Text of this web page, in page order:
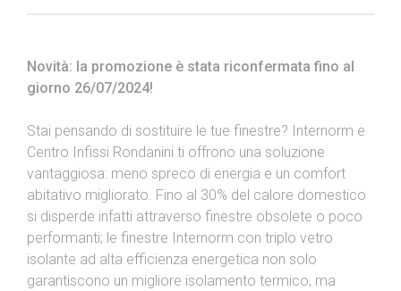
Novità: la promozione è stata riconfermata fino al
giorno 26/07/2024!
Stai pensando di sostituire le tue finestre? Internorm e
Centro Infissi Rondanini ti offrono una soluzione
vantaggiosa: meno spreco di energia e un comfort
abitativo migliorato. Fino al 30% del calore domestico
si disperde infatti attraverso finestre obsolete o poco
performanti; le finestre Internorm con triplo vetro
isolante ad alta efficienza energetica non solo
garantiscono un migliore isolamento termico, ma